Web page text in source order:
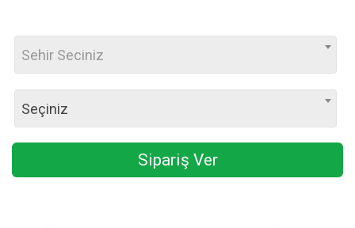
Sehir Seciniz
Seçiniz
Sipariş Ver